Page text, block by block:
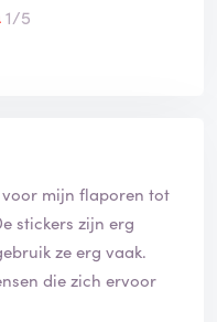
1/5
mijn flaporen tot
stickers zijn erg
ze erg vaak.
die zich ervoor